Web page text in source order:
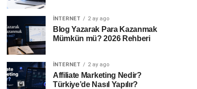
İNTERNET 2 ay ago
Blog Yazarak Para Kazanmak
Mümkün mü? 2026 Rehberi
İNTERNET 2 ay ago
Affiliate Marketing Nedir?
Türkiye’de Nasıl Yapılır?